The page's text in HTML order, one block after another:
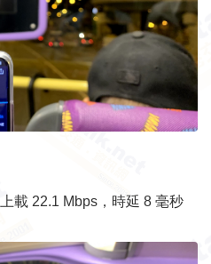
載 22.1 Mbps，時延 8 毫秒